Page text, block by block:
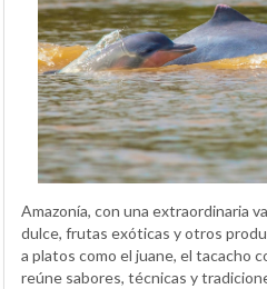
Amazonía, con una extraordinaria
dulce, frutas exóticas y otros
a platos como el juane, el tacacho
reúne sabores, técnicas y